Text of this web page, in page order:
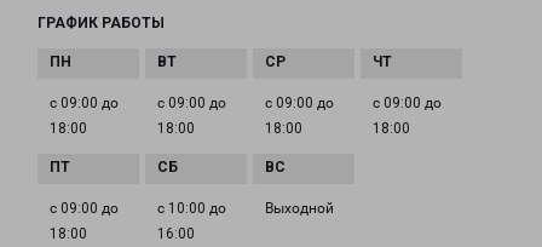
ГРАФИК РАБОТЫ
с 09:00 до
18:00
с 09:00 до
18:00
с 09:00 до
18:00
с 09:00 до
18:00
с 09:00 до
18:00
с 10:00 до
16:00
Выходной